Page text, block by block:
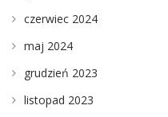
czerwiec 2024
maj 2024
grudzień 2023
listopad 2023